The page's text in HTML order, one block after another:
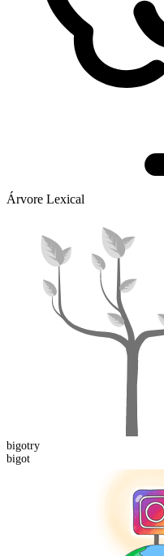
Árvore Lexical
bigotry
bigot